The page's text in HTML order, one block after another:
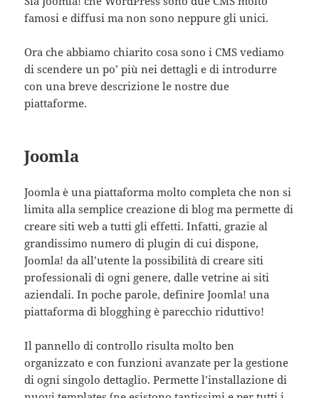
famosi e diffusi ma non sono neppure gli unici.
Ora che abbiamo chiarito cosa sono i CMS vediamo
di scendere un po’ più nei dettagli e di introdurre
con una breve descrizione le nostre due
piattaforme.
Joomla
Joomla è una piattaforma molto completa che non si
limita alla semplice creazione di blog ma permette di
creare siti web a tutti gli effetti. Infatti, grazie al
grandissimo numero di plugin di cui dispone,
Joomla! da all’utente la possibilità di creare siti
professionali di ogni genere, dalle vetrine ai siti
aziendali. In poche parole, definire Joomla! una
piattaforma di blogghing è parecchio riduttivo!
Il pannello di controllo risulta molto ben
organizzato e con funzioni avanzate per la gestione
di ogni singolo dettaglio. Permette l’installazione di